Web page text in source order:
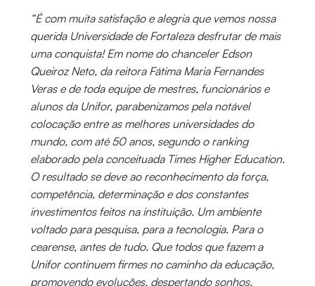
“É com muita satisfação e alegria que vemos nossa
querida Universidade de Fortaleza desfrutar de mais
uma conquista! Em nome do chanceler Edson
Queiroz Neto, da reitora Fátima Maria Fernandes
Veras e de toda equipe de mestres, funcionários e
alunos da Unifor, parabenizamos pela notável
colocação entre as melhores universidades do
mundo, com até 50 anos, segundo o ranking
elaborado pela conceituada Times Higher Education.
O resultado se deve ao reconhecimento da força,
competência, determinação e dos constantes
investimentos feitos na instituição. Um ambiente
voltado para pesquisa, para a tecnologia. Para o
cearense, antes de tudo. Que todos que fazem a
Unifor continuem firmes no caminho da educação,
promovendo evoluções, despertando sonhos.